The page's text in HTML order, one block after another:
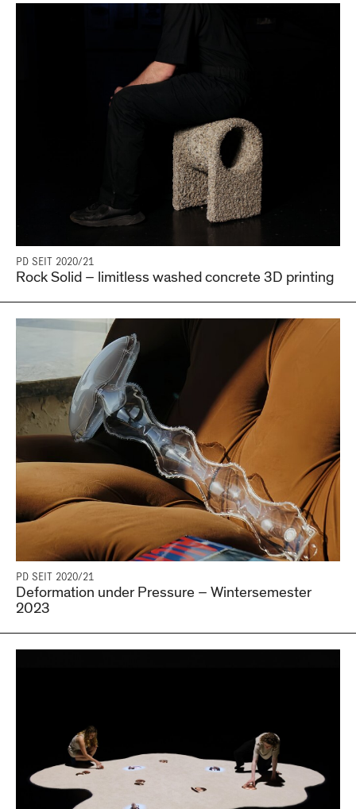
PD SEIT 2020/21
Rock Solid – limitless washed concrete 3D printing
PD SEIT 2020/21
Deformation under Pressure – Wintersemester
2023